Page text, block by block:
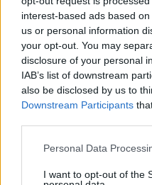
interest-based ads based
us or personal information
your opt-out. You may
disclosure of your personal
IAB’s list of downstream
also be disclosed by us to
Downstream Participants
Personal Data
I want to opt-out of the
titoli nazionali (non
merito ci sono opinioni
avviso, ma già lo
sul campo), Coppe
vissute da protagonista (l’
ricorda qualcuno?),
diventati etichetta, o
dell’Aspirinaper definire
“sostantivo” tutte le
originali, creme
parlare di“gol alla Del